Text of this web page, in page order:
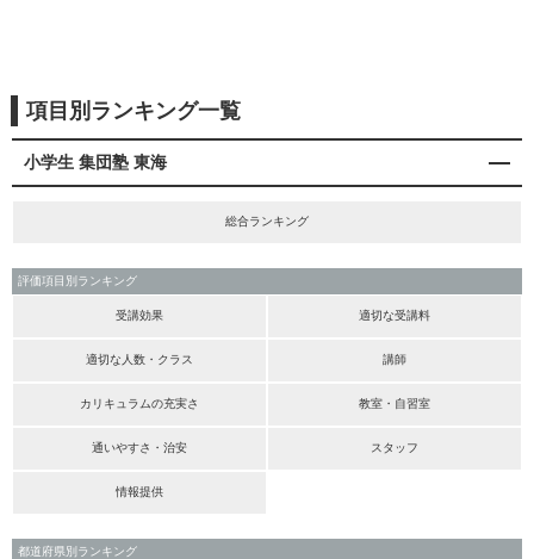
項目別ランキング一覧
小学生 集団塾 東海
総合ランキング
評価項目別ランキング
受講効果 適切な受講料
適切な人数・クラス 講師
カリキュラムの充実さ 教室・自習室
通いやすさ・治安 スタッフ
情報提供
都道府県別ランキング